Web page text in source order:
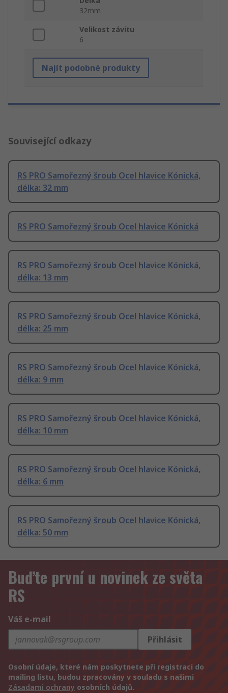
32mm
Velikost závitu
6
Najít podobné produkty
Související odkazy
RS PRO Samořezný šroub Ocel hlavice Kónická,
délka: 32 mm
RS PRO Samořezný šroub Ocel hlavice Kónická
RS PRO Samořezný šroub Ocel hlavice Kónická,
délka: 13 mm
RS PRO Samořezný šroub Ocel hlavice Kónická,
délka: 25 mm
RS PRO Samořezný šroub Ocel hlavice Kónická,
délka: 9 mm
RS PRO Samořezný šroub Ocel hlavice Kónická,
délka: 10 mm
RS PRO Samořezný šroub Ocel hlavice Kónická,
délka: 6 mm
RS PRO Samořezný šroub Ocel hlavice Kónická,
délka: 50 mm
Buďte první u novinek ze světa
RS
Váš e-mail
Přihlásit
Osobní údaje, které nám poskytnete při registraci do
mailing listu, budou zpracovány v souladu s našimi
Zásadami ochrany osobních údajů.